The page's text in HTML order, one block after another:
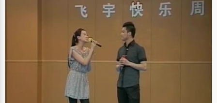
热衷的评论，足见朱师达也算个小名人。 朱师达，2005年湖北省高考理科
状元，高考分数701分，现在就读于北京大学元培计划实验班，生物方向。
还是在北京大学的康博斯，一个靠窗的位置，我们提前到了十分钟，刚进
门，朱师达就赶来了，连声说："对不起，对不起，我迟到了，"然后摆出东
道主的态度招呼我们。这个满脸笑容的男孩一下给我们留下美好印象。朱师
达脸庞白净清秀，戴着一副细黑边眼镜，头发干净利索，穿了一件干净整洁
的格子衬衣，态度温文尔雅，说话的时候总是带着腼腆的笑容，像极了琼瑶
小说中的男主角，我暗自想，怪不得招女孩子喜欢呢，这是后话。 朱师达的
爸爸是一个医生，言传身教的让朱师达养成了干净整洁的习惯。而朱师达身
上浓浓的书卷气息则来自爸爸的那些典藏。朱师达说，爸爸是个文学爱好
者，有很多藏书，小学的时候，朱师达就开始看爸爸的藏书，四大名著，
《史记》、《资治通鉴》等等，"爸爸当年给我起名字的时候，就引用了典故
&lsquo;知书达礼，通达世故&rsquo;"。虽然最后选择了理科，但只要有时